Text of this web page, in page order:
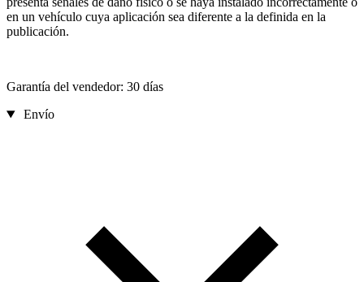
en un vehículo cuya aplicación sea diferente a la definida en la
publicación.
Garantía del vendedor: 30 días
Envío